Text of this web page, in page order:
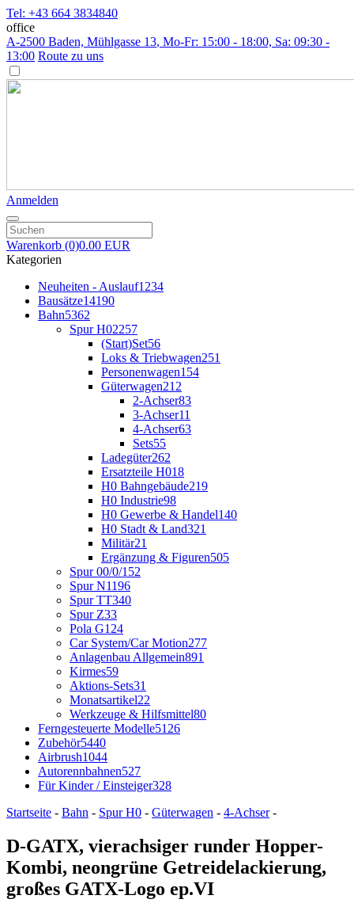
Tel: +43 664 3834840
office
A-2500 Baden, Mühlgasse 13, Mo-Fr: 15:00 - 18:00, Sa: 09:30 -
13:00 Route zu uns
Anmelden
Warenkorb (0)0.00 EUR
Kategorien
Neuheiten - Auslauf1234
Bausätze14190
Bahn5362
Spur H02257
(Start)Set56
Loks & Triebwagen251
Personenwagen154
Güterwagen212
2-Achser83
3-Achser11
4-Achser63
Sets55
Ladegüter262
Ersatzteile H018
H0 Bahngebäude219
H0 Industrie98
H0 Gewerbe & Handel140
H0 Stadt & Land321
Militär21
Ergänzung & Figuren505
Spur 00/0/1 52
Spur N1196
Spur TT340
Spur Z33
Pola G124
Car System/Car Motion277
Anlagenbau Allgemein891
Kirmes59
Aktions-Sets31
Monatsartikel22
Werkzeuge & Hilfsmittel80
Ferngesteuerte Modelle5126
Zubehör5440
Airbrush1044
Autorennbahnen527
Für Kinder / Einsteiger328
Startseite - Bahn - Spur H0 - Güterwagen - 4-Achser-
D-GATX, vierachsiger runder Hopper-
Kombi, neongrüne Getreidelackierung,
großes GATX-Logo ep.VI